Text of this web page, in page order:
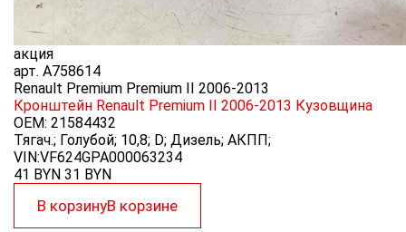
акция
арт. A758614
Renault Premium Premium II 2006-2013
Кронштейн Renault Premium II 2006-2013 Кузовщина
OEM: 21584432
Тягач.; Голубой; 10,8; D; Дизель; АКПП;
VIN:VF624GPA000063234
41 BYN 31 BYN
В корзинуВ корзине